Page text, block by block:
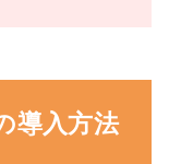
導入方法